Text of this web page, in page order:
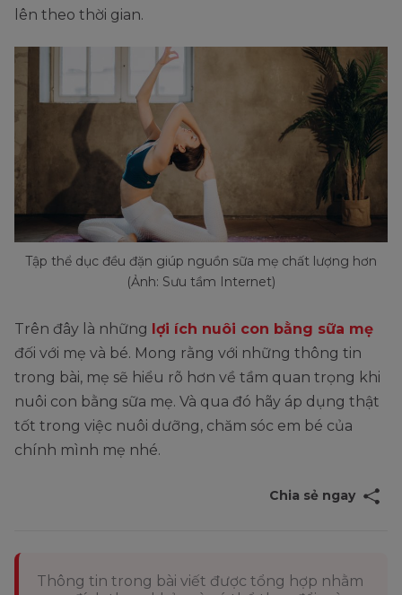
lên theo thời gian.
Tập thể dục đều đặn giúp nguồn sữa mẹ chất lượng hơn
(Ảnh: Sưu tầm Internet)
Trên đây là những lợi ích nuôi con bằng sữa mẹ
đối với mẹ và bé. Mong rằng với những thông tin
trong bài, mẹ sẽ hiểu rõ hơn về tầm quan trọng khi
nuôi con bằng sữa mẹ. Và qua đó hãy áp dụng thật
tốt trong việc nuôi dưỡng, chăm sóc em bé của
chính mình mẹ nhé.
Chia sẻ ngay
Thông tin trong bài viết được tổng hợp nhằm